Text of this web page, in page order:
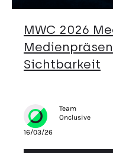
MWC 2026
Sichtbarkeit
Team
Onclusive
16/03/26